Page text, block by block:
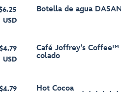
USD
Botella de agua
$4.79
USD
Café Joffrey’s
colado
$4.79 Hot Cocoa